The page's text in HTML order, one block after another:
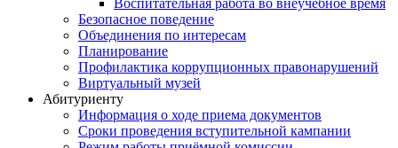
Воспитательная работа во внеучебное время
Безопасное поведение
Объединения по интересам
Планирование
Профилактика коррупционных правонарушений
Виртуальный музей
Абитуриенту
Информация о ходе приема документов
Сроки проведения вступительной кампании